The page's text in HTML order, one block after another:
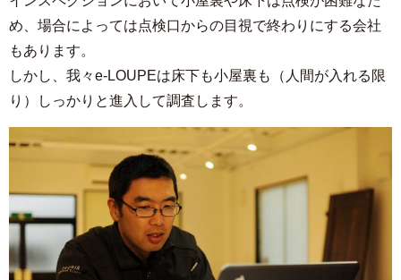
め、場合によっては点検口からの目視で終わりにする会社
もあります。
しかし、我々e-LOUPEは床下も小屋裏も（人間が入れる限
り）しっかりと進入して調査します。